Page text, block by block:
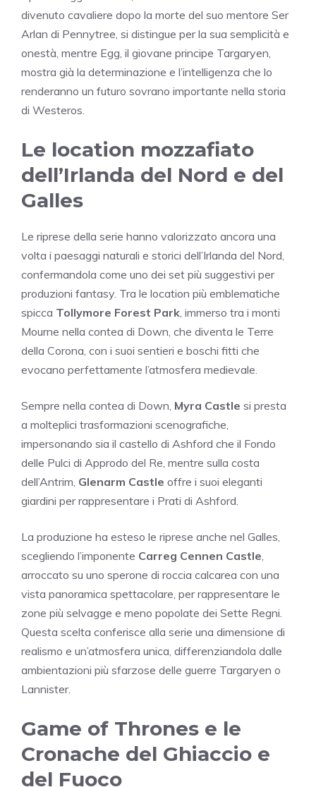
divenuto cavaliere dopo la morte del suo mentore Ser
Arlan di Pennytree, si distingue per la sua semplicità e
onestà, mentre Egg, il giovane principe Targaryen,
mostra già la determinazione e l’intelligenza che lo
renderanno un futuro sovrano importante nella storia
di Westeros.
Le location mozzafiato
dell’Irlanda del Nord e del
Galles
Le riprese della serie hanno valorizzato ancora una
volta i paesaggi naturali e storici dell’Irlanda del Nord,
confermandola come uno dei set più suggestivi per
produzioni fantasy. Tra le location più emblematiche
spicca Tollymore Forest Park , immerso tra i monti
Mourne nella contea di Down, che diventa le Terre
della Corona, con i suoi sentieri e boschi fitti che
evocano perfettamente l’atmosfera medievale.
Sempre nella contea di Down, Myra Castle si presta
a molteplici trasformazioni scenografiche,
impersonando sia il castello di Ashford che il Fondo
delle Pulci di Approdo del Re, mentre sulla costa
dell’Antrim, Glenarm Castle offre i suoi eleganti
giardini per rappresentare i Prati di Ashford.
La produzione ha esteso le riprese anche nel Galles,
scegliendo l’imponente Carreg Cennen Castle
arroccato su uno sperone di roccia calcarea con una
vista panoramica spettacolare, per rappresentare le
zone più selvagge e meno popolate dei Sette Regni.
Questa scelta conferisce alla serie una dimensione di
realismo e un’atmosfera unica, differenziandola dalle
ambientazioni più sfarzose delle guerre Targaryen o
Lannister.
Game of Thrones e le
Cronache del Ghiaccio e
del Fuoco